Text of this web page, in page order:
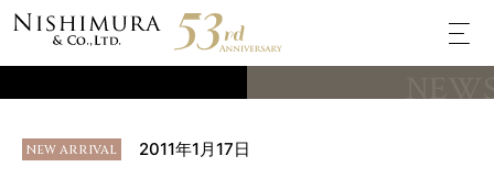
NEW ARRIVAL 2011年1月17日